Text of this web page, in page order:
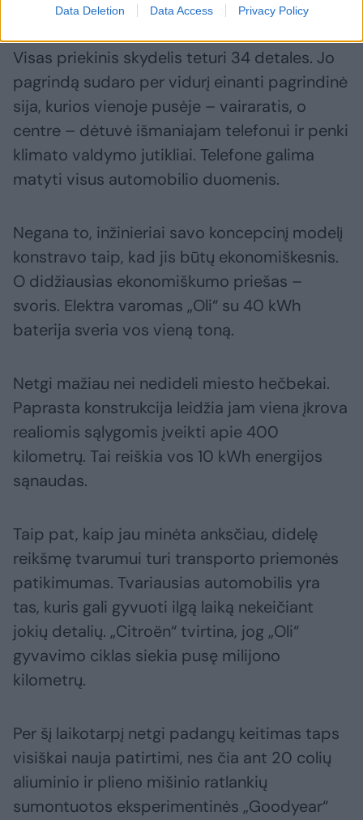
Data Deletion Data Access Privacy Policy
kūrinio salonas išties paprastas.
Visas priekinis skydelis teturi 34 detales. Jo
pagrindą sudaro per vidurį einanti pagrindinė
sija, kurios vienoje pusėje – vairaratis, o
centre – dėtuvė išmaniajam telefonui ir penki
klimato valdymo jutikliai. Telefone galima
matyti visus automobilio duomenis.
Negana to, inžinieriai savo koncepcinį modelį
konstravo taip, kad jis būtų ekonomiškesnis.
O didžiausias ekonomiškumo priešas –
svoris. Elektra varomas „Oli“ su 40 kWh
baterija sveria vos vieną toną.
Netgi mažiau nei nedideli miesto hečbekai.
Paprasta konstrukcija leidžia jam viena įkrova
realiomis sąlygomis įveikti apie 400
kilometrų. Tai reiškia vos 10 kWh energijos
sąnaudas.
Taip pat, kaip jau minėta anksčiau, didelę
reikšmę tvarumui turi transporto priemonės
patikimumas. Tvariausias automobilis yra
tas, kuris gali gyvuoti ilgą laiką nekeičiant
jokių detalių. „Citroën“ tvirtina, jog „Oli“
gyvavimo ciklas siekia pusę milijono
kilometrų.
Per šį laikotarpį netgi padangų keitimas taps
visiškai nauja patirtimi, nes čia ant 20 colių
aliuminio ir plieno mišinio ratlankių
sumontuotos eksperimentinės „Goodyear“